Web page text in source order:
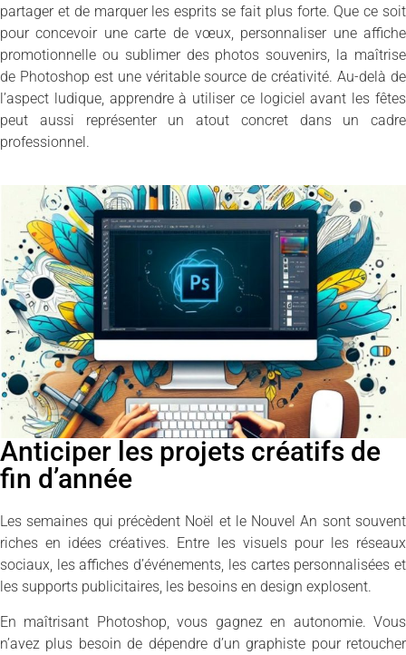
partager et de marquer les esprits se fait plus forte. Que ce soit
pour concevoir une carte de vœux, personnaliser une affiche
promotionnelle ou sublimer des photos souvenirs, la maîtrise
de Photoshop est une véritable source de créativité. Au-delà de
l’aspect ludique, apprendre à utiliser ce logiciel avant les fêtes
peut aussi représenter un atout concret dans un cadre
professionnel.
Anticiper les projets créatifs de
fin d’année
Les semaines qui précèdent Noël et le Nouvel An sont souvent
riches en idées créatives. Entre les visuels pour les réseaux
sociaux, les affiches d’événements, les cartes personnalisées et
les supports publicitaires, les besoins en design explosent.
En maîtrisant Photoshop, vous gagnez en autonomie. Vous
n’avez plus besoin de dépendre d’un graphiste pour retoucher